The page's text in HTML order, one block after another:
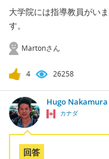
大学院には指導教員がい
す。
Martonさん
4 26258
Hugo Nakamura
カナダ
回答